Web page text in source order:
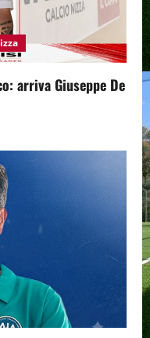
arriva Giuseppe De